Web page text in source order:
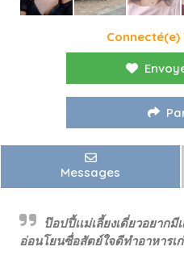
Messages
ป๊อปปี้เเม่เลี้ยงเดี่ยวอยาก
อ่อนโยนซื่อสัตย์ใจดีทำอาหารเ